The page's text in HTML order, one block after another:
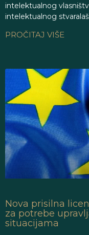
intelektualnog
intelektualnog
PROČITAJ VIŠE
Nova prisilna
za potrebe
situacijama